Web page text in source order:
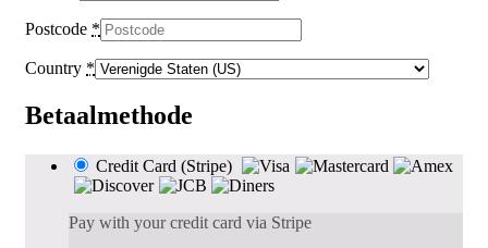
Postcode *
Country *
Betaalmethode
Credit Card (Stripe)
Pay with your credit card via Stripe